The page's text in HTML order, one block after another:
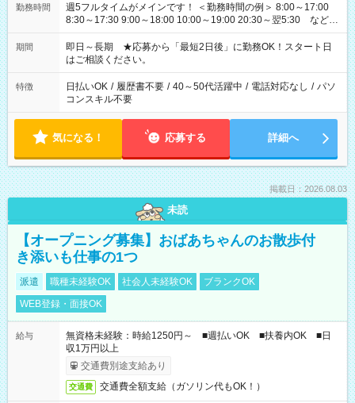
勤務時間
週5フルタイムがメインです！ ＜勤務時間の例＞ 8:00～17:00
8:30～17:30 9:00～18:00 10:00～19:00 20:30～翌5:30 など ★
その他にも勤務時間多数！ 日勤のみ、残業なし、交替制など
ご希望を教えてください！
期間
即日～長期 ★応募から「最短2日後」に勤務OK！スタート日
はご相談ください。
特徴 日払いOK / 履歴書不要 / 40～50代活躍中 / 電話対応なし / パソ
コンスキル不要
気になる！ 応募する 詳細へ
掲載日：2026.08.03
未読
【オープニング募集】おばあちゃんのお散歩付
き添いも仕事の1つ
派遣 職種未経験OK 社会人未経験OK
ブランクOK
WEB登録・面接OK
給与
無資格未経験：時給1250円～ ■週払いOK ■扶養内OK ■日
収1万円以上
交通費別途支給あり
交通費 交通費全額支給（ガソリン代もOK！）